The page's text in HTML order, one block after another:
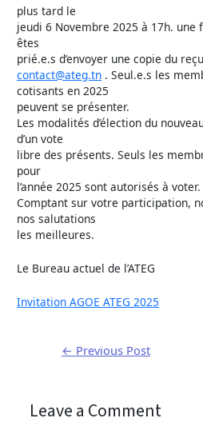
plus tard le
jeudi 6 Novembre 2025 à 17h. une
êtes
prié.e.s d’envoyer une copie du
contact@ateg.tn . Seul.e.s les
cotisants en 2025
peuvent se présenter.
Les modalités d’élection du
d’un vote
libre des présents. Seuls les
pour
l’année 2025 sont autorisés à voter.
Comptant sur votre participation,
nos salutations
les meilleures.
Le Bureau actuel de l’ATEG
Invitation AGOE ATEG 2025
← Previous Post
Leave a Comment